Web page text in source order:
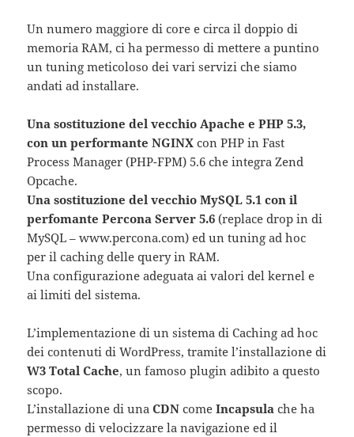
Un numero maggiore di core e circa il doppio di
memoria RAM, ci ha permesso di mettere a puntino
un tuning meticoloso dei vari servizi che siamo
andati ad installare.
Una sostituzione del vecchio Apache e PHP 5.3,
con un performante NGINX con PHP in Fast
Process Manager (PHP-FPM) 5.6 che integra Zend
Opcache.
Una sostituzione del vecchio MySQL 5.1 con il
perfomante Percona Server 5.6 (replace drop in di
MySQL – www.percona.com) ed un tuning ad hoc
per il caching delle query in RAM.
Una configurazione adeguata ai valori del kernel e
ai limiti del sistema.
L’implementazione di un sistema di Caching ad hoc
dei contenuti di WordPress, tramite l’installazione di
W3 Total Cache, un famoso plugin adibito a questo
scopo.
L’installazione di unaCDN comeIncapsula che ha
permesso di velocizzare la navigazione ed il